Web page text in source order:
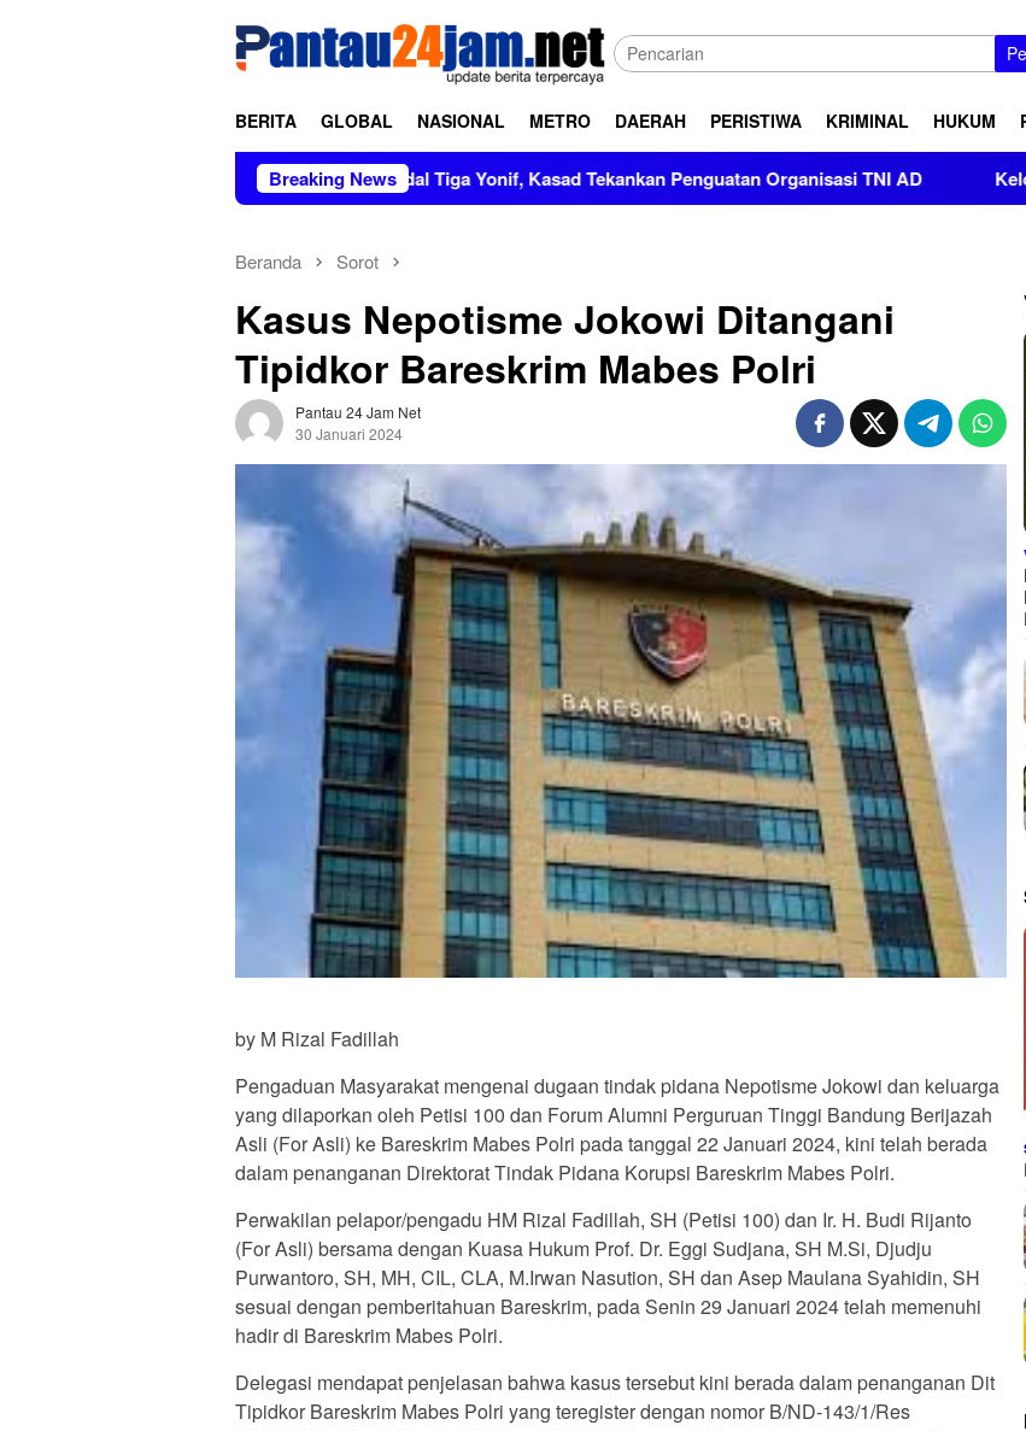
BERITA GLOBAL NASIONAL METRO DAERAH PERISTIWA KRIMINAL HUKUM
Breaking News
Pimpin Sertijab dan Alih Kodal Tiga Yonif, Kasad Tekankan Penguatan Organisasi TNI AD Kelompok
Beranda Sorot
Kasus Nepotisme Jokowi Ditangani
Tipidkor Bareskrim Mabes Polri
Pantau 24 Jam Net
30 Januari 2024
by M Rizal Fadillah
Pengaduan Masyarakat mengenai dugaan tindak pidana Nepotisme Jokowi dan keluarga
yang dilaporkan oleh Petisi 100 dan Forum Alumni Perguruan Tinggi Bandung Berijazah
Asli (For Asli) ke Bareskrim Mabes Polri pada tanggal 22 Januari 2024, kini telah berada
dalam penanganan Direktorat Tindak Pidana Korupsi Bareskrim Mabes Polri.
Perwakilan pelapor/pengadu HM Rizal Fadillah, SH (Petisi 100) dan Ir. H. Budi Rijanto
(For Asli) bersama dengan Kuasa Hukum Prof. Dr. Eggi Sudjana, SH M.Si, Djudju
Purwantoro, SH, MH, CIL, CLA, M.Irwan Nasution, SH dan Asep Maulana Syahidin, SH
sesuai dengan pemberitahuan Bareskrim, pada Senin 29 Januari 2024 telah memenuhi
hadir di Bareskrim Mabes Polri.
Delegasi mendapat penjelasan bahwa kasus tersebut kini berada dalam penanganan Dit
Tipidkor Bareskrim Mabes Polri yang teregister dengan nomor B/ND-143/1/Res